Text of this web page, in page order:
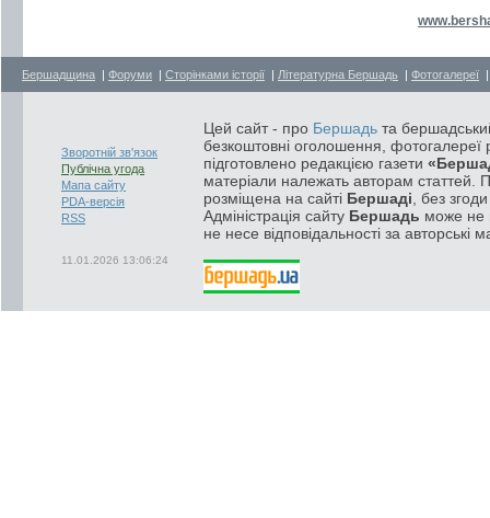
Бершадщина | Форуми | Сторінками історії | Літературна Бершадь | Фотогалереї
Зворотній зв'язок
Публічна угода
Мапа сайту
PDA-версія
RSS
11.01.2026 13:06:24
Цей сайт - про Бершадь та
безкоштовні оголошення, фотогалереї
підготовлено редакцією газети
матеріали належать авторам статтей.
розміщена на сайті Бершаді , без
Адміністрація сайту Бершадь може не
не несе відповідальності за авторські